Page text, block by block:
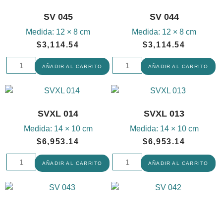
SV 045
Medida: 12 × 8 cm
$3,114.54
AÑADIR AL CARRITO
SV 044
Medida: 12 × 8 cm
$3,114.54
AÑADIR AL CARRITO
SVXL 014
Medida: 14 × 10 cm
$6,953.14
AÑADIR AL CARRITO
SVXL 013
Medida: 14 × 10 cm
$6,953.14
AÑADIR AL CARRITO